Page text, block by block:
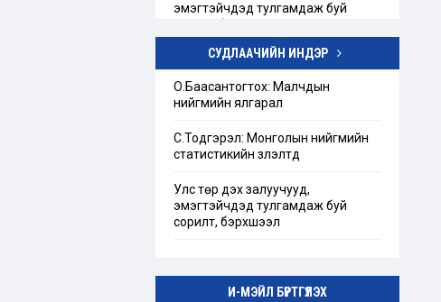
эмэгтэйчүүдэд тулгамдаж буй
Төрийн бус байгууллагын тухай
хэрэгцээ, шаардлагын тандан
судалгаа
“Ашгийн бус байгууллага”-ын
талаарх Монгол улсын эрх зүйн
СУДЛААЧИЙН ИНДЭР
О.Баасантогтох: Малчдын
нийгмийн ялгарал
С.Тодгэрэл: Монголын нийгмийн
статистикийн үзүүлэлтүүд
Улс төр дэх залуучууд,
эмэгтэйчүүдэд тулгамдаж буй
сорилт, бэрхшээл
И-МЭЙЛ БҮРТГҮҮЛЭХ